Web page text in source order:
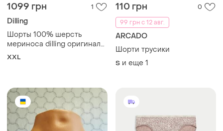
1099 грн 1
Dilling
Шорты 100% шерсть
мериноса dilling оригинал
🌺💚🌺
XXL
110 грн
0
99 грн с 12 авг.
ARCADO
Шорти трусики
S и еще 1